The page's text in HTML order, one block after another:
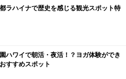
ラハイナで歴史を感じる観光スポット特
ハワイで朝活・夜活！？ヨガ体験ができ
すすめスポット